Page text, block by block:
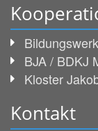
BJA / BDKJ
Kloster
Kontakt